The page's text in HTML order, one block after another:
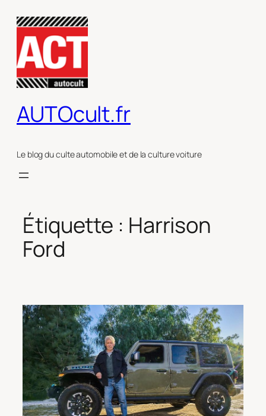
contenu
AUTOcult.fr
Le blog du culte automobile et de la culture voiture
Étiquette : Harrison
Ford